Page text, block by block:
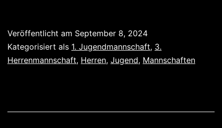
Veröffentlicht am September 8, 2024
Kategorisiert als 1. Jugendmannschaft, 3.
Herrenmannschaft, Herren, Jugend, Mannschaften